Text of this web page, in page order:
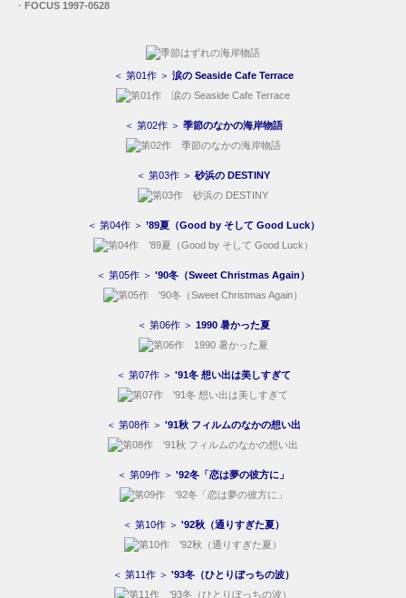
・ FOCUS 1997-0528
＜ 第01作 ＞ 涙の Seaside Cafe Terrace
＜ 第02作 ＞ 季節のなかの海岸物語
＜ 第03作 ＞ 砂浜の DESTINY
＜ 第04作 ＞ ’89夏（Good by そして Good Luck）
＜ 第05作 ＞ '90冬（Sweet Christmas Again）
＜ 第06作 ＞ 1990 暑かった夏
＜ 第07作 ＞ '91冬 想い出は美しすぎて
＜ 第08作 ＞ '91秋 フィルムのなかの想い出
＜ 第09作 ＞ '92冬「恋は夢の彼方に」
＜ 第10作 ＞ '92秋（通りすぎた夏）
＜ 第11作 ＞ '93冬（ひとりぼっちの波）